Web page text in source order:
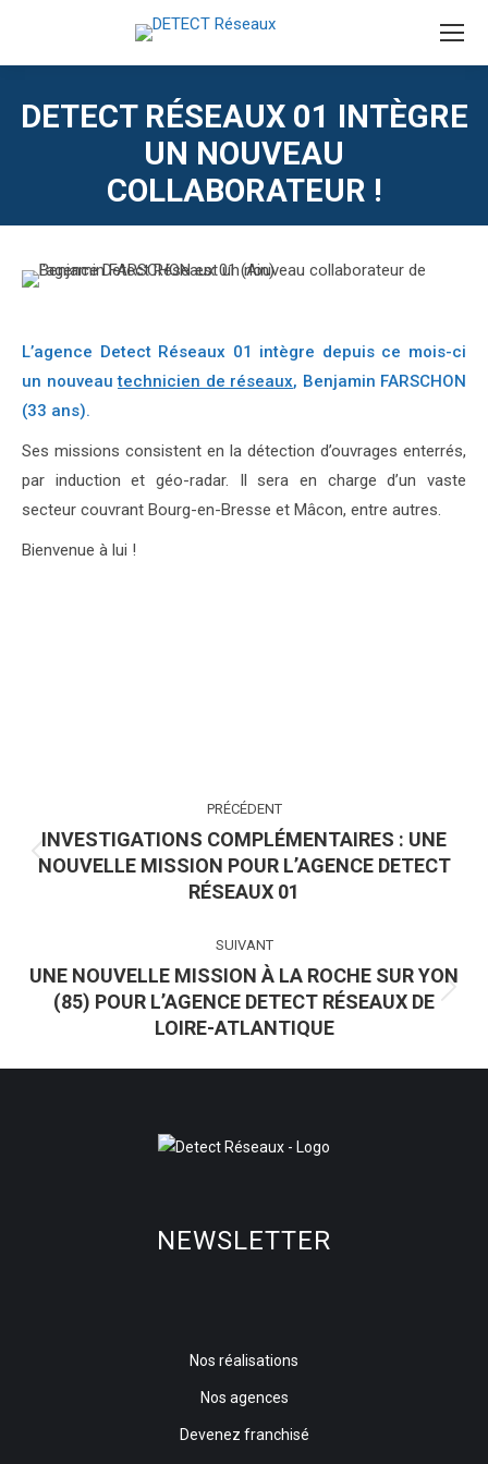
DETECT RÉSEAUX 01 INTÈGRE
UN NOUVEAU
COLLABORATEUR !
L’agence Detect Réseaux 01 intègre depuis ce mois-ci
un nouveautechnicien de réseaux, Benjamin FARSCHON
(33 ans).
Ses missions consistent en la détection d’ouvrages enterrés,
par induction et géo-radar. Il sera en charge d’un vaste
secteur couvrant Bourg-en-Bresse et Mâcon, entre autres.
Bienvenue à lui !
ARTICLE
PRÉCÉDENT
Article
précédent
INVESTIGATIONS COMPLÉMENTAIRES : UNE
NOUVELLE MISSION POUR L’AGENCE DETECT
RÉSEAUX 01
SUIVANT
Article
suivant
UNE NOUVELLE MISSION À LA ROCHE SUR YON
(85) POUR L’AGENCE DETECT RÉSEAUX DE
LOIRE-ATLANTIQUE
NEWSLETTER
Nos réalisations
Nos agences
Devenez franchisé